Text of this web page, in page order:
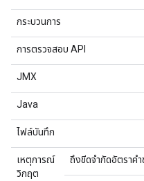
กระบวนการ
การตรวจสอบ API
JMX
Java
ไฟล์บันทึก
เหตุการณ์
วิกฤต
ถึงขีดจำกัดอัตราคำ